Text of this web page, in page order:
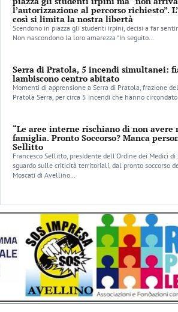
l’autorizzazione al percorso richiesto”.
così si limita la nostra libertà
Scendono in piazza gli studenti irpini, decisi a far
Non nascondono la loro amarezza “In seguito…
Serra di Pratola, 5 incendi simultanei:
lambiscono centro abitato
Momenti di apprensione a Serra di Pratola, frazione
Pratola Serra, per circa 5 incendi che hanno
“Le aree interne rischiano di non avere
famiglia. Pronto Soccorso? Manca
Sellitto
Francesco Sellitto, presidente dell’Ordine dei Medici
sguardo sulle criticità territoriali, dal pronto soccorso
Moscati di Avellino…